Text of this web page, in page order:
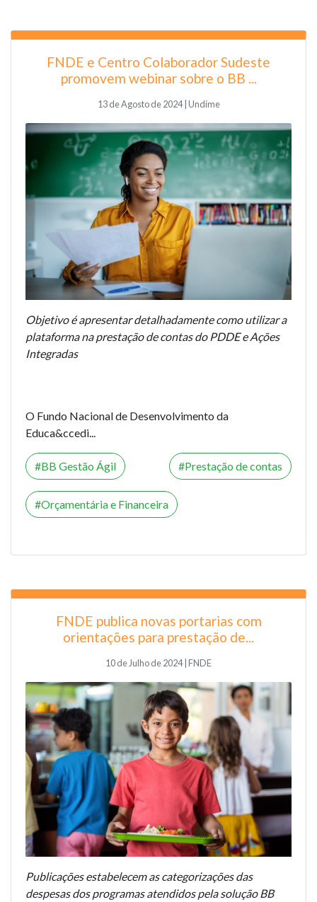
FNDE e Centro Colaborador Sudeste
promovem webinar sobre o BB ...
13 de Agosto de 2024 | Undime
Objetivo é apresentar detalhadamente como utilizar a
plataforma na prestação de contas do PDDE e Ações
Integradas
O Fundo Nacional de Desenvolvimento da
Educa&ccedi...
BB Gestão Ágil Prestação de contas
Orçamentária e Financeira
FNDE publica novas portarias com
orientações para prestação de...
10 de Julho de 2024 | FNDE
Publicações estabelecem as categorizações das
despesas dos programas atendidos pela solução BB